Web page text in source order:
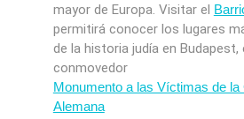
mayor de Europa. Visitar el
permitirá conocer los lugares
de la historia judía en Budapest,
conmovedor
Monumento a las Víctimas de la
Alemana